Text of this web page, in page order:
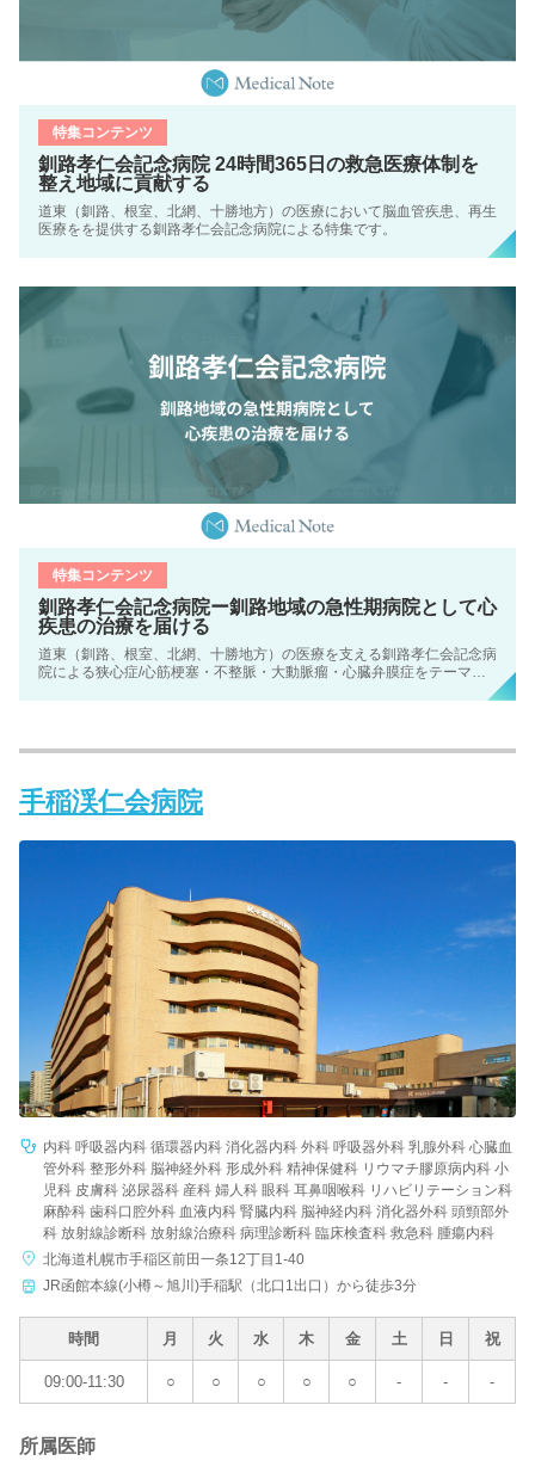
特集コンテンツ
釧路孝仁会記念病院 24時間365日の救急医療体制を
整え地域に貢献する
道東（釧路、根室、北網、十勝地方）の医療において脳血管疾患、再生
医療をを提供する釧路孝仁会記念病院による特集です。
特集コンテンツ
釧路孝仁会記念病院ー釧路地域の急性期病院として心
疾患の治療を届ける
道東（釧路、根室、北網、十勝地方）の医療を支える釧路孝仁会記念病
院による狭心症/心筋梗塞・不整脈・大動脈瘤・心臓弁膜症をテーマに
手稲渓仁会病院
内科 呼吸器内科 循環器内科 消化器内科 外科 呼吸器外科 乳腺外科 心臓血
管外科 整形外科 脳神経外科 形成外科 精神保健科 リウマチ膠原病内科 小
児科 皮膚科 泌尿器科 産科 婦人科 眼科 耳鼻咽喉科 リハビリテーション科
麻酔科 歯科口腔外科 血液内科 腎臓内科 脳神経内科 消化器外科 頭頸部外
科 放射線診断科 放射線治療科 病理診断科 臨床検査科 救急科 腫瘍内科
北海道札幌市手稲区前田一条12丁目1-40
JR函館本線(小樽～旭川)手稲駅（北口1出口）から徒歩3分
時間 月 火 水 木 金 土 日 祝
09:00-11:30 ○ ○ ○ ○ ○ - - -
所属医師